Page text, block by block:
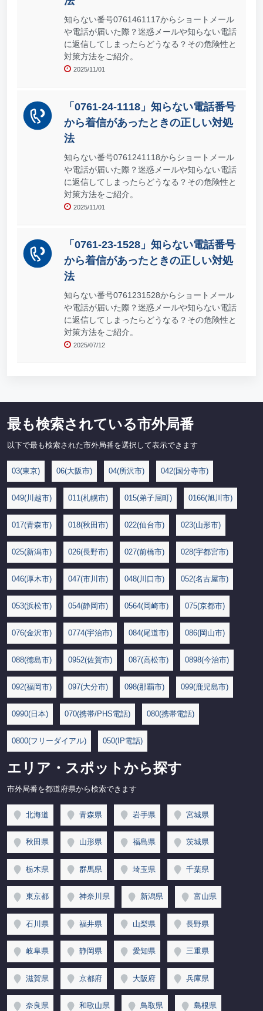
知らない番号0761461117からショートメール
や電話が届いた際？迷惑メールや知らない電話
に返信してしまったらどうなる？その危険性と
対策方法をご紹介。
2025/11/01
「0761-24-1118」知らない電話番号
から着信があったときの正しい対処
法
知らない番号0761241118からショートメール
や電話が届いた際？迷惑メールや知らない電話
に返信してしまったらどうなる？その危険性と
対策方法をご紹介。
2025/11/01
「0761-23-1528」知らない電話番号
から着信があったときの正しい対処
法
知らない番号0761231528からショートメール
や電話が届いた際？迷惑メールや知らない電話
に返信してしまったらどうなる？その危険性と
対策方法をご紹介。
2025/07/12
最も検索されている市外局番
以下で最も検索された市外局番を選択して表示できます
03(東京) 06(大阪市) 04(所沢市) 042(国分寺市)
049(川越市) 011(札幌市) 015(弟子屈町) 0166(旭川市)
017(青森市) 018(秋田市) 022(仙台市) 023(山形市)
025(新潟市) 026(長野市) 027(前橋市) 028(宇都宮市)
046(厚木市) 047(市川市) 048(川口市) 052(名古屋市)
053(浜松市) 054(静岡市) 0564(岡崎市) 075(京都市)
076(金沢市) 0774(宇治市) 084(尾道市) 086(岡山市)
088(徳島市) 0952(佐賀市) 087(高松市) 0898(今治市)
092(福岡市) 097(大分市) 098(那覇市) 099(鹿児島市)
0990(日本) 070(携帯/PHS電話) 080(携帯電話)
0800(フリーダイアル) 050(IP電話)
エリア・スポットから探す
市外局番を都道府県から検索できます
北海道 青森県 岩手県 宮城県
秋田県 山形県 福島県 茨城県
栃木県 群馬県 埼玉県 千葉県
東京都 神奈川県 新潟県 富山県
石川県 福井県 山梨県 長野県
岐阜県 静岡県 愛知県 三重県
滋賀県 京都府 大阪府 兵庫県
奈良県 和歌山県 鳥取県 島根県